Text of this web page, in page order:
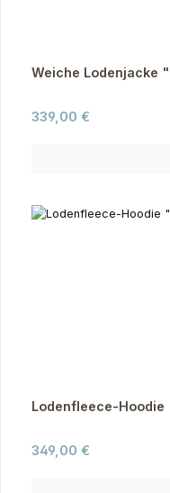
Weiche Lodenjacke
Regulärer Preis:
339,00 €
Lodenfleece-
Regulärer Preis:
349,00 €